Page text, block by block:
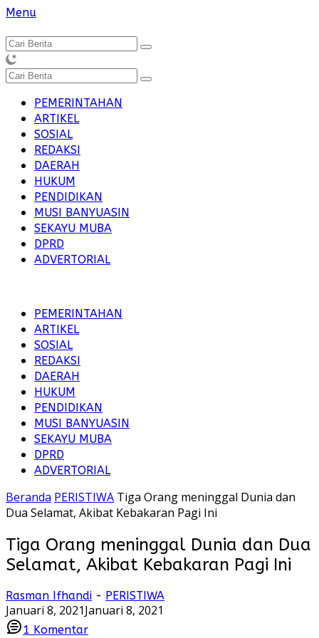
Langsung
konten
Menu
PEMERINTAHAN
ARTIKEL
SOSIAL
REDAKSI
DAERAH
HUKUM
PENDIDIKAN
MUSI BANYUASIN
SEKAYU MUBA
DPRD
ADVERTORIAL
PEMERINTAHAN
ARTIKEL
SOSIAL
REDAKSI
DAERAH
HUKUM
PENDIDIKAN
MUSI BANYUASIN
SEKAYU MUBA
DPRD
ADVERTORIAL
Beranda PERISTIWA Tiga Orang meninggal Dunia dan
Dua Selamat, Akibat Kebakaran Pagi Ini
Tiga Orang meninggal Dunia dan Dua
Selamat, Akibat Kebakaran Pagi Ini
Rasman Ifhandi - PERISTIWA
Januari 8, 2021Januari 8, 2021
1 Komentar